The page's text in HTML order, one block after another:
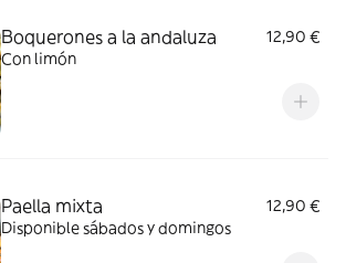
Boquerones a la andaluza
12,90 €
Con limón
Paella mixta
12,90 €
Disponible sábados y domingos